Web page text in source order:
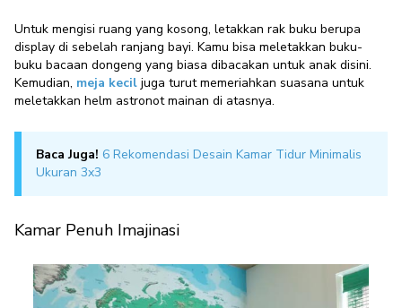
Untuk mengisi ruang yang kosong, letakkan rak buku berupa
display di sebelah ranjang bayi. Kamu bisa meletakkan buku-
buku bacaan dongeng yang biasa dibacakan untuk anak disini.
Kemudian, meja kecil juga turut memeriahkan suasana untuk
meletakkan helm astronot mainan di atasnya.
Baca Juga! 6 Rekomendasi Desain Kamar Tidur Minimalis
Ukuran 3x3
Kamar Penuh Imajinasi